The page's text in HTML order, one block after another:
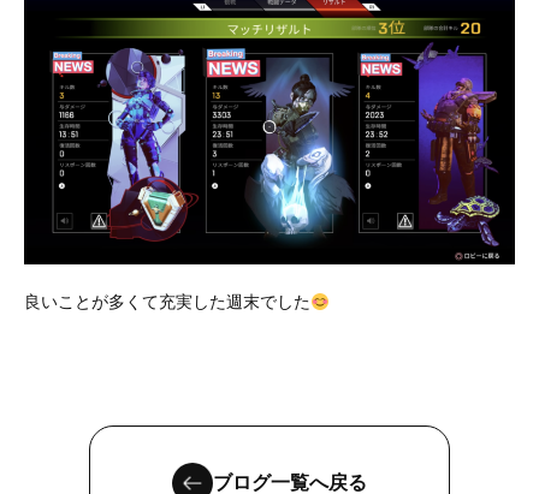
良いことが多くて充実した週末でした
ブログ一覧へ戻る